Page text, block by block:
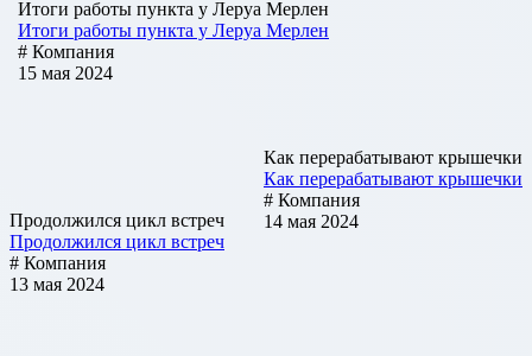
Итоги работы пункта у Леруа Мерлен
Итоги работы пункта у Леруа Мерлен
# Компания
15 мая 2024
Как перерабатывают крышечки
Как перерабатывают крышечки
# Компания
14 мая 2024
Продолжился цикл встреч
Продолжился цикл встреч
# Компания
13 мая 2024